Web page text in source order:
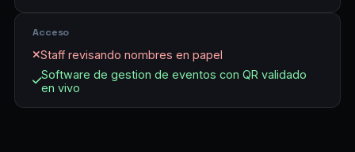
Acceso
Staff revisando nombres en papel
Software de gestion de eventos con QR validado
en vivo